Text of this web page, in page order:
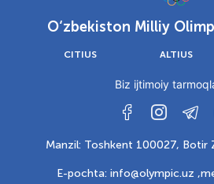
O‘zbekiston Milliy
CITIUS ALTIUS
Biz ijtimoiy
Manzil: Toshkent 100027, Botir
E-pochta: info@olympic.uz ,